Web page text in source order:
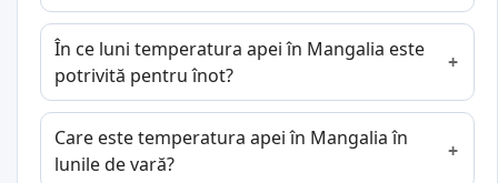
În ce luni temperatura apei în Mangalia este
potrivită pentru înot?
Care este temperatura apei în Mangalia în
lunile de vară?